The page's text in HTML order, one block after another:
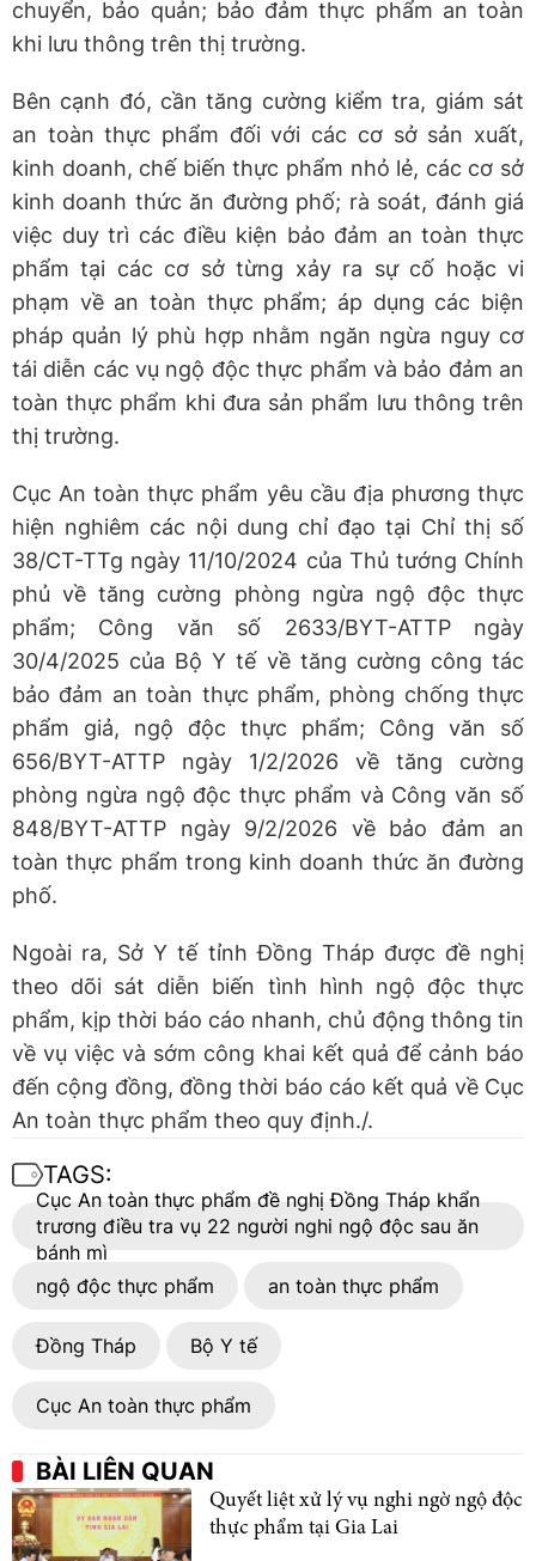
chuyển, bảo quản; bảo đảm thực phẩm an toàn
khi lưu thông trên thị trường.
Bên cạnh đó, cần tăng cường kiểm tra, giám sát
an toàn thực phẩm đối với các cơ sở sản xuất,
kinh doanh, chế biến thực phẩm nhỏ lẻ, các cơ sở
kinh doanh thức ăn đường phố; rà soát, đánh giá
việc duy trì các điều kiện bảo đảm an toàn thực
phẩm tại các cơ sở từng xảy ra sự cố hoặc vi
phạm về an toàn thực phẩm; áp dụng các biện
pháp quản lý phù hợp nhằm ngăn ngừa nguy cơ
tái diễn các vụ ngộ độc thực phẩm và bảo đảm an
toàn thực phẩm khi đưa sản phẩm lưu thông trên
thị trường.
Cục An toàn thực phẩm yêu cầu địa phương thực
hiện nghiêm các nội dung chỉ đạo tại Chỉ thị số
38/CT-TTg ngày 11/10/2024 của Thủ tướng Chính
phủ về tăng cường phòng ngừa ngộ độc thực
phẩm; Công văn số 2633/BYT-ATTP ngày
30/4/2025 của Bộ Y tế về tăng cường công tác
bảo đảm an toàn thực phẩm, phòng chống thực
phẩm giả, ngộ độc thực phẩm; Công văn số
656/BYT-ATTP ngày 1/2/2026 về tăng cường
phòng ngừa ngộ độc thực phẩm và Công văn số
848/BYT-ATTP ngày 9/2/2026 về bảo đảm an
toàn thực phẩm trong kinh doanh thức ăn đường
phố.
Ngoài ra, Sở Y tế tỉnh Đồng Tháp được đề nghị
theo dõi sát diễn biến tình hình ngộ độc thực
phẩm, kịp thời báo cáo nhanh, chủ động thông tin
về vụ việc và sớm công khai kết quả để cảnh báo
đến cộng đồng, đồng thời báo cáo kết quả về Cục
An toàn thực phẩm theo quy định./.
TAGS:
Cục An toàn thực phẩm đề nghị Đồng Tháp khẩn
trương điều tra vụ 22 người nghi ngộ độc sau ăn
bánh mì
ngộ độc thực phẩm
an toàn thực phẩm
Đồng Tháp Bộ Y tế
Cục An toàn thực phẩm
BÀI LIÊN QUAN
Quyết liệt xử lý vụ nghi ngờ ngộ độc
thực phẩm tại Gia Lai